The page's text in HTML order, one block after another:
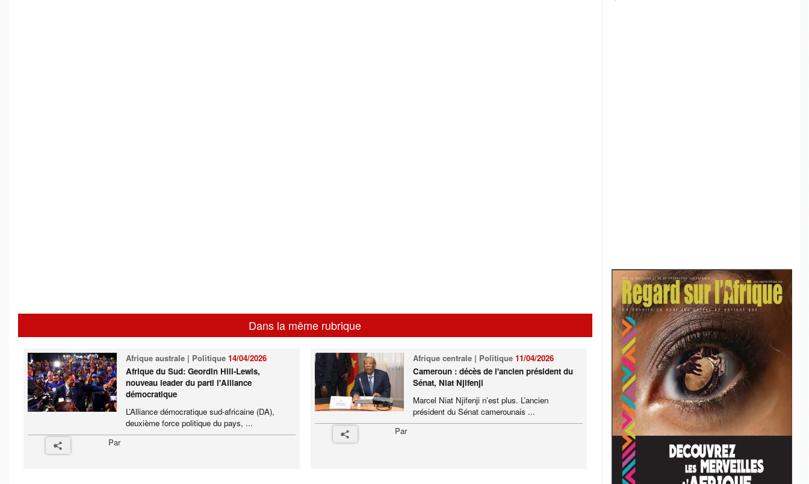
Dans la même rubrique
Afrique australe | Politique14/04/2026
Afrique du Sud: Geordin Hill-Lewis,
nouveau leader du parti l'Alliance
démocratique
L’Alliance démocratique sud-africaine (DA),
deuxième force politique du pays, ...
Par
Afrique centrale | Politique 11/04/2026
Cameroun : décès de l'ancien président du
Sénat, Niat Njifenji
Marcel Niat Njifenji n’est plus. L’ancien
président du Sénat camerounais ...
Par